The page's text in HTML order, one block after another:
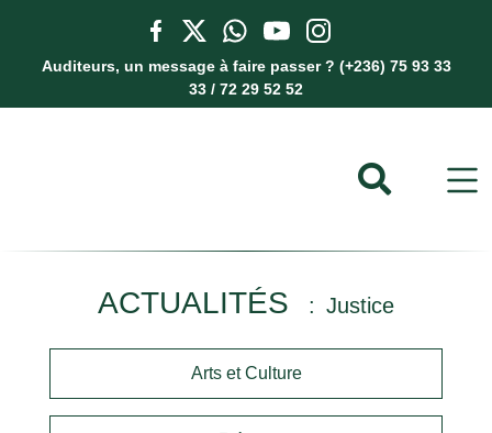
Auditeurs, un message à faire passer ? (+236) 75 93 33
33 / 72 29 52 52
ACTUALITÉS Justice
Arts et Culture